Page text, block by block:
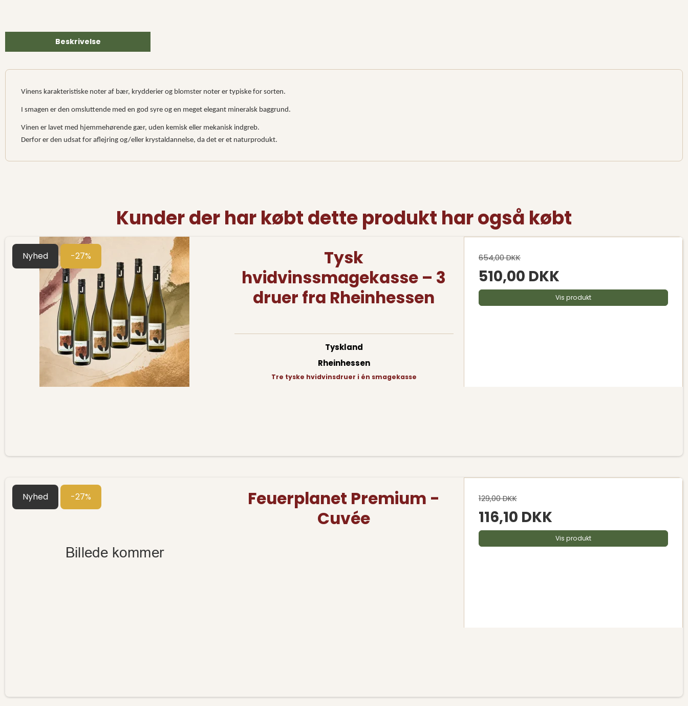
Beskrivelse
Vinens karakteristiske noter af bær, krydderier og blomster noter er typiske for sorten.
I smagen er den omsluttende med en god syre og en meget elegant mineralsk baggrund.
Vinen er lavet med hjemmehørende gær, uden kemisk eller mekanisk indgreb.
Derfor er den udsat for aflejring og/eller krystaldannelse, da det er et naturprodukt.
Kunder der har købt dette produkt har også købt
Nyhed -27%
Tysk
hvidvinssmagekasse – 3
druer fra Rheinhessen
Tyskland
Rheinhessen
Tre tyske hvidvinsdruer i én smagekasse
654,00 DKK
510,00 DKK
Vis produkt
Nyhed -27%
Feuerplanet Premium -
Cuvée
129,00 DKK
116,10 DKK
Vis produkt